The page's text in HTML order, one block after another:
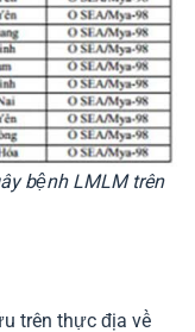
bệnh LMLM trên
trên thực địa về